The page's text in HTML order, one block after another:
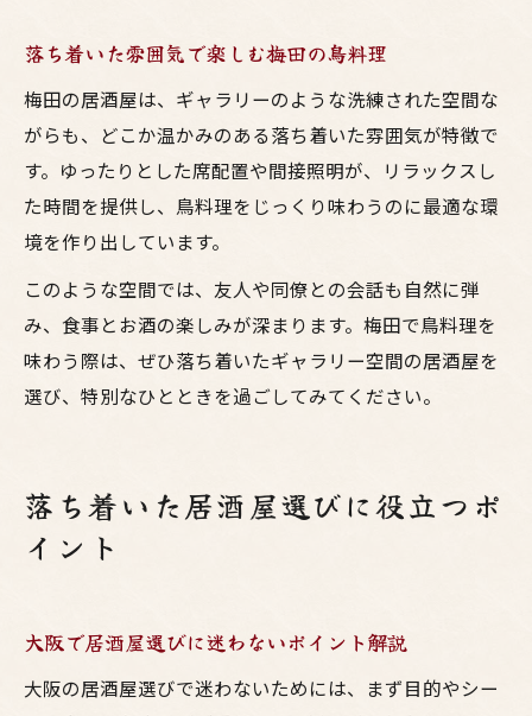
落ち着いた雰囲気で楽しむ梅田の鳥料理
梅田の居酒屋は、ギャラリーのような洗練された空間な
がらも、どこか温かみのある落ち着いた雰囲気が特徴で
す。ゆったりとした席配置や間接照明が、リラックスし
た時間を提供し、鳥料理をじっくり味わうのに最適な環
境を作り出しています。
このような空間では、友人や同僚との会話も自然に弾
み、食事とお酒の楽しみが深まります。梅田で鳥料理を
味わう際は、ぜひ落ち着いたギャラリー空間の居酒屋を
選び、特別なひとときを過ごしてみてください。
落ち着いた居酒屋選びに役立つポ
イント
大阪で居酒屋選びに迷わないポイント解説
大阪の居酒屋選びで迷わないためには、まず目的やシー